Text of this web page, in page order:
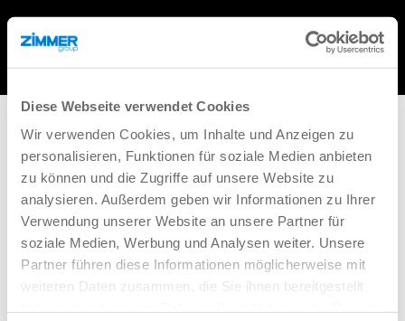
Diese Webseite verwendet Cookies
Wir verwenden Cookies, um Inhalte und Anzeigen zu
personalisieren, Funktionen für soziale Medien anbieten
zu können und die Zugriffe auf unsere Website zu
analysieren. Außerdem geben wir Informationen zu Ihrer
Verwendung unserer Website an unsere Partner für
soziale Medien, Werbung und Analysen weiter. Unsere
Partner führen diese Informationen möglicherweise mit
weiteren Daten zusammen, die Sie ihnen bereitgestellt
Keine Ergebnisse
gefunden
Die angefragte Seite konnte nicht gefunden werden.
Verfeinern Sie Ihre Suche oder verwenden Sie die
Navigation oben, um den Beitrag zu finden.
Suchen